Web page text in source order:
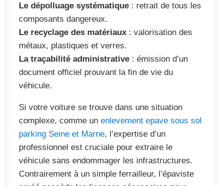
Le dépolluage systématique : retrait de tous les
composants dangereux.
Le recyclage des matériaux : valorisation des
métaux, plastiques et verres.
La traçabilité administrative : émission d’un
document officiel prouvant la fin de vie du
véhicule.
Si votre voiture se trouve dans une situation
complexe, comme un enlevement epave sous sol
parking Seine et Marne, l’expertise d’un
professionnel est cruciale pour extraire le
véhicule sans endommager les infrastructures.
Contrairement à un simple ferrailleur, l’épaviste